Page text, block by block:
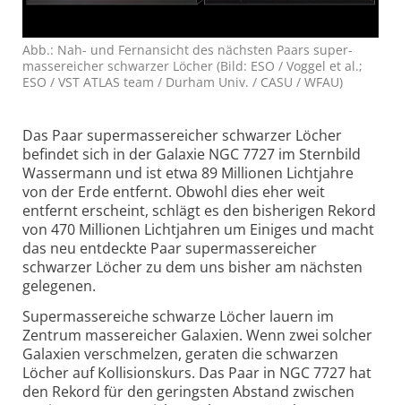
Abb.: Nah- und Fernansicht des nächsten Paars super­
massereicher schwarzer Löcher (Bild: ESO / Voggel et al.;
ESO / VST ATLAS team / Durham Univ. / CASU / WFAU)
Das Paar supermassereicher schwarzer Löcher
befindet sich in der Galaxie NGC 7727 im Sternbild
Wassermann und ist etwa 89 Millionen Lichtjahre
von der Erde entfernt. Obwohl dies eher weit
entfernt erscheint, schlägt es den bisherigen Rekord
von 470 Millionen Lichtjahren um Einiges und macht
das neu entdeckte Paar super­massereicher
schwarzer Löcher zu dem uns bisher am nächsten
gelegenen.
Supermassereiche schwarze Löcher lauern im
Zentrum massereicher Galaxien. Wenn zwei solcher
Galaxien verschmelzen, geraten die schwarzen
Löcher auf Kollisionskurs. Das Paar in NGC 7727 hat
den Rekord für den geringsten Abstand zwischen